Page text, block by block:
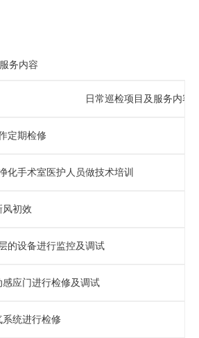
务内容
日常巡检项目及服务内容
定期检修
化手术室医护人员做技术培训
风初效
的设备进行监控及调试
感应门进行检修及调试
系统进行检修